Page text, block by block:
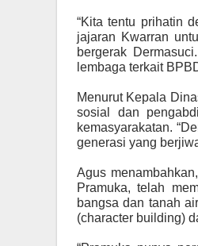
“Kita tentu prihatin
jajaran Kwarran
bergerak
lembaga terkait
Menurut Kepala
sosial dan
kemasyarakatan.
generasi yang
Agus
Pramuka, telah
bangsa dan tanah
(character building)